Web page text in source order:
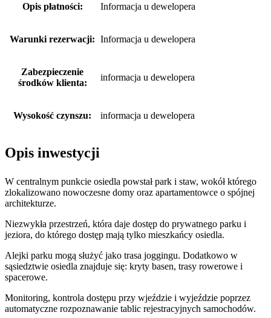
Opis płatności: Informacja u dewelopera
Warunki rezerwacji: Informacja u dewelopera
Zabezpieczenie
środków klienta:
informacja u dewelopera
Wysokość czynszu: informacja u dewelopera
Opis inwestycji
W centralnym punkcie osiedla powstał park i staw, wokół którego
zlokalizowano nowoczesne domy oraz apartamentowce o spójnej
architekturze.
Niezwykła przestrzeń, która daje dostęp do prywatnego parku i
jeziora, do którego dostęp mają tylko mieszkańcy osiedla.
Alejki parku mogą służyć jako trasa joggingu. Dodatkowo w
sąsiedztwie osiedla znajduje się: kryty basen, trasy rowerowe i
spacerowe.
Monitoring, kontrola dostępu przy wjeździe i wyjeździe poprzez
automatyczne rozpoznawanie tablic rejestracyjnych samochodów.